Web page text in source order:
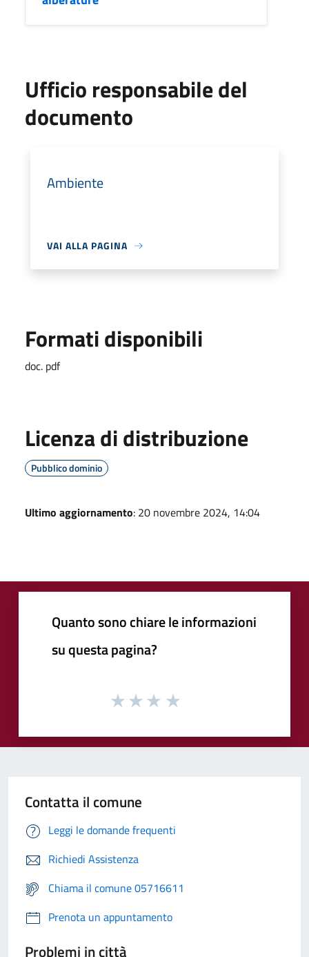
Ufficio responsabile del
documento
Ambiente
VAI ALLA PAGINA
Formati disponibili
doc. pdf
Licenza di distribuzione
Pubblico dominio
Ultimo aggiornamento: 20 novembre 2024, 14:04
Quanto sono chiare le informazioni
su questa pagina?
Contatta il comune
Leggi le domande frequenti
Richiedi Assistenza
Chiama il comune 05716611
Prenota un appuntamento
Problemi in città